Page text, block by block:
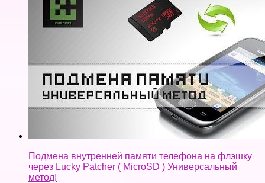
Подмена внутренней памяти телефона на флэшку
через Lucky Patcher ( MicroSD ) Универсальный
метод!